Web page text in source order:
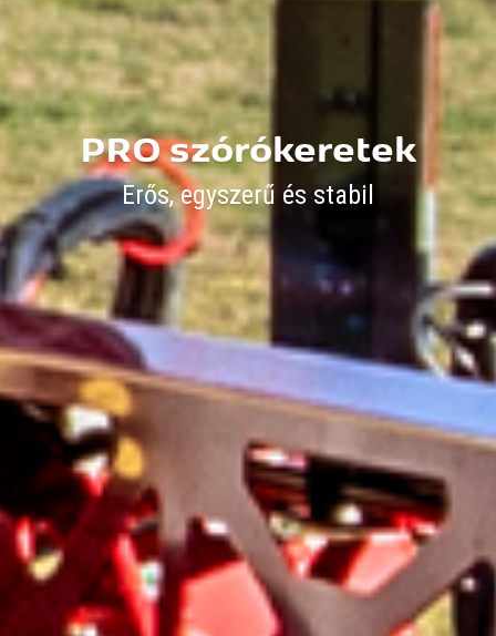
PRO szórókeretek
Erős, egyszerű és stabil